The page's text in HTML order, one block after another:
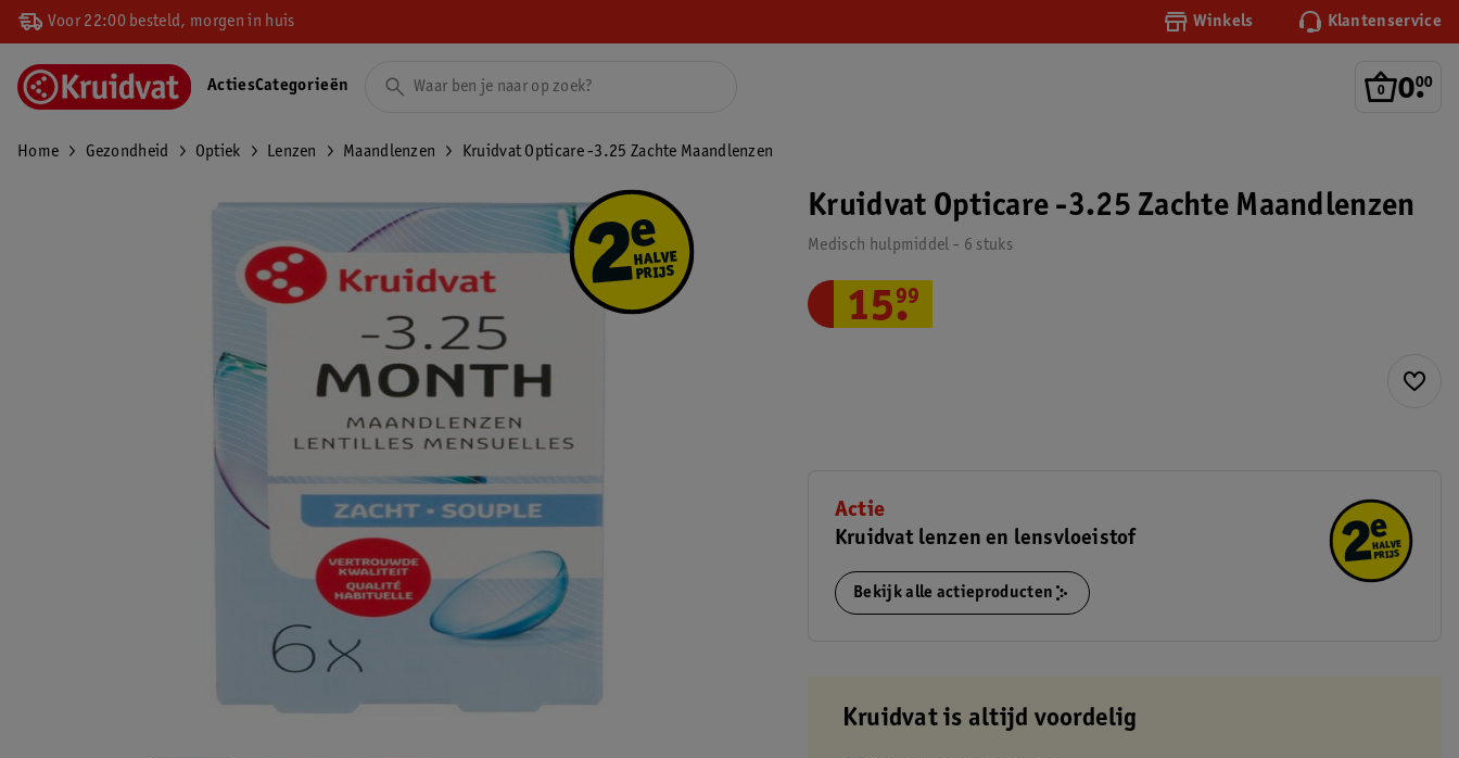
Voor 22:00 besteld, morgen in huis Winkels Klantenservice
0.
00
ActiesCategorieën
Home Gezondheid Optiek Lenzen Maandlenzen Kruidvat Opticare -3.25 Zachte Maandlenzen
Kruidvat Opticare -3.25 Zachte Maandlenzen
Medisch hulpmiddel - 6 stuks
15.
99
Actie
Kruidvat lenzen en lensvloeistof
Bekijk alle actieproducten
Kruidvat is altijd voordelig